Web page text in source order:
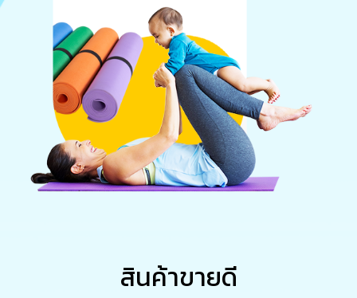
สินค้าขายดี